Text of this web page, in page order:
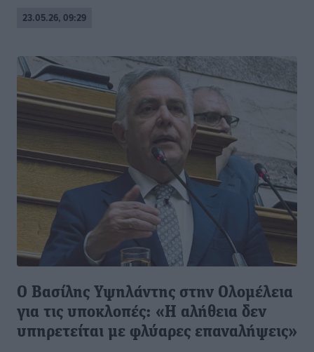
23.05.26, 09:29
Ο Βασίλης Υψηλάντης στην Ολομέλεια
για τις υποκλοπές: «Η αλήθεια δεν
υπηρετείται με φλύαρες επαναλήψεις»